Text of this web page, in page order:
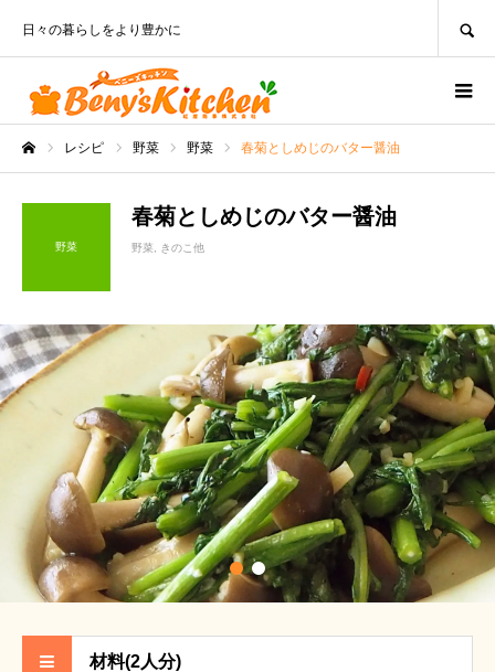
日々の暮らしをより豊かに
レシピ 野菜 野菜 春菊としめじのバター醤油
野菜
春菊としめじのバター醤油
野菜 きのこ他
材料(2人分)